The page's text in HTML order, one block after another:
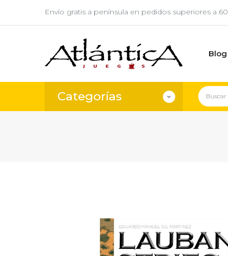
Envío gratis a península en pedidos superiores a
Blog
Categorías